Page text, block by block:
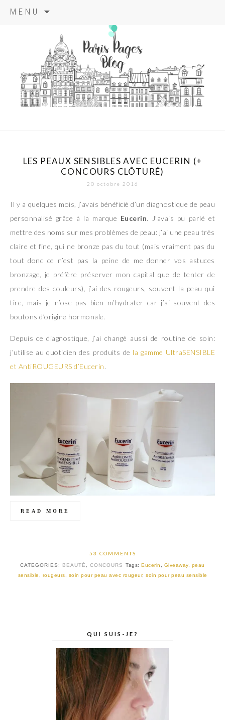
MENU
principal
paris pages
blog
LES PEAUX SENSIBLES AVEC EUCERIN (+
CONCOURS CLÔTURÉ)
20 octobre 2016
Il y a quelques mois, j’avais bénéficié d’un diagnostique de peau
personnalisé grâce à la marque Eucerin. J’avais pu parlé et
mettre des noms sur mes problèmes de peau: j’ai une peau très
claire et fine, qui ne bronze pas du tout (mais vraiment pas du
tout donc ce n’est pas la peine de me donner vos astuces
bronzage, je préfère préserver mon capital que de tenter de
prendre des couleurs), j’ai des rougeurs, souvent la peau qui
tire, mais je n’ose pas bien m’hydrater car j’ai souvent des
boutons d’origine hormonale.
Depuis ce diagnostique, j’ai changé aussi de routine de soin:
j’utilise au quotidien des produits de la gamme UltraSENSIBLE
et AntiROUGEURS d’Eucerin.
READ MORE
53 COMMENTS
CATEGORIES: BEAUTÉ ,CONCOURS Tags:Eucerin Giveaway, peau
sensible
rougeurs soin pour peau avec rougeur, soin pour peau sensible
QUI SUIS-JE?